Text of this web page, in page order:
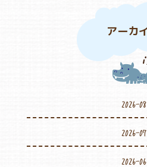
アーカ
2026-08
2026-07
2026-06